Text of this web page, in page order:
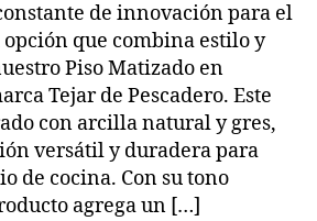
de innovación para el
opción que combina estilo y
Piso Matizado en
Tejar de Pescadero. Este
con arcilla natural y gres,
versátil y duradera para
de cocina. Con su tono
agrega un […]